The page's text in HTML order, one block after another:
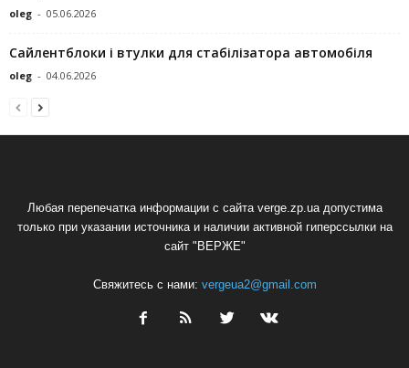
oleg - 05.06.2026
Сайлентблоки і втулки для стабілізатора автомобіля
oleg - 04.06.2026
Любая перепечатка информации с сайта verge.zp.ua допустима
только при указании источника и наличии активной гиперссылки на
сайт "ВЕРЖЕ"
Свяжитесь с нами: vergeua2@gmail.com